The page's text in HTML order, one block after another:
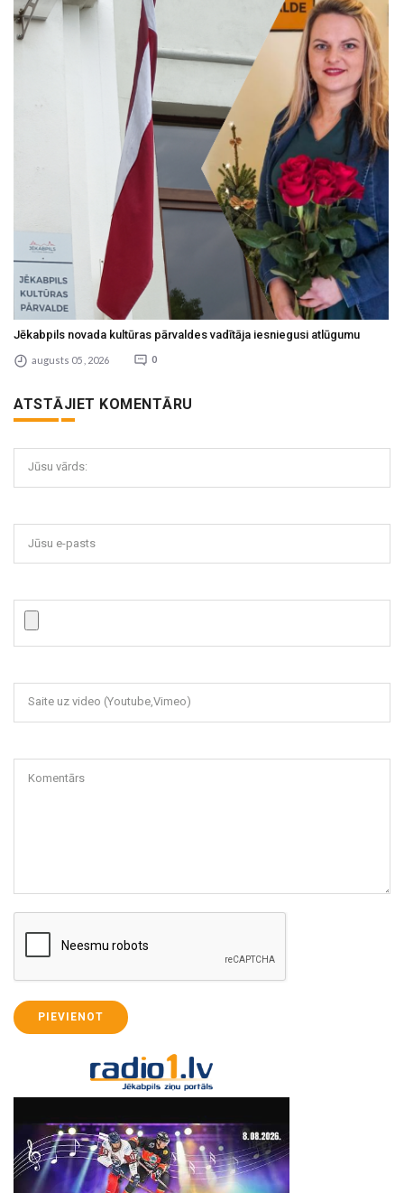
Jēkabpils novada kultūras pārvaldes vadītāja iesniegusi atlūgumu
augusts 05 , 2026 0
ATSTĀJIET KOMENTĀRU
Jūsu vārds:
Jūsu e-pasts
Saite uz video (Youtube,Vimeo)
Komentārs
PIEVIENOT